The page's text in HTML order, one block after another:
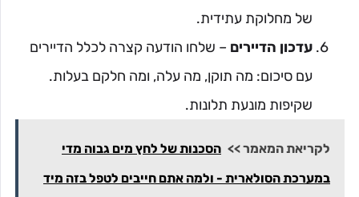
של מחלוקת עתידית.
עדכון הדיירים – שלחו הודעה קצרה לכלל הדיירים
עם סיכום: מה תוקן, מה עלה, ומה חלקם בעלות.
שקיפות מונעת תלונות.
לקריאת המאמר >> הסכנות של לחץ מים גבוה מדי
במערכת הסולארית - ולמה אתם חייבים לטפל בזה מיד